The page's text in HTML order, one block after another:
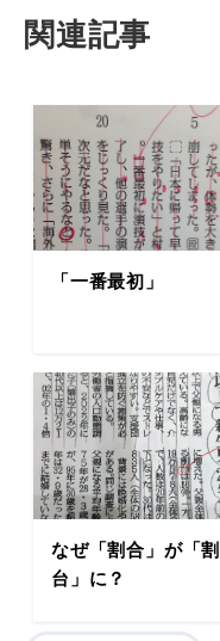
関連記事
「一番最初」
なぜ「割合」が「割
台」に？